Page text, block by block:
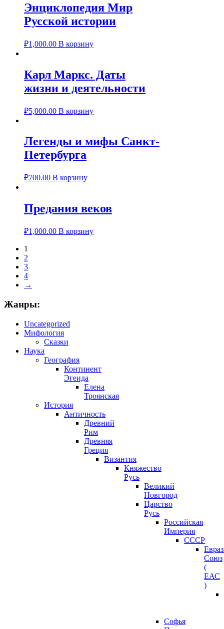
Энциклопедия Мир
Русской истории
₽1,000.00 В корзину
Карл Маркс. Даты
жизни и деятельности
₽5,000.00 В корзину
Легенды и мифы Санкт-
Петербурга
₽700.00 В корзину
Предания веков
₽1,000.00 В корзину
1
2
3
4
→
Жанры:
Uncategorized
Мифология
Сказки
Наука
География
Континент
Эгеида
Елена
Троянская
История
Античность
Древний
Рим
Древняя
Греция
Византия
Княжество
Русь
Великий
Новгород
Царство
Русь
Российская
Империя
СССР
Союз
(
ЕАС
)
Софья